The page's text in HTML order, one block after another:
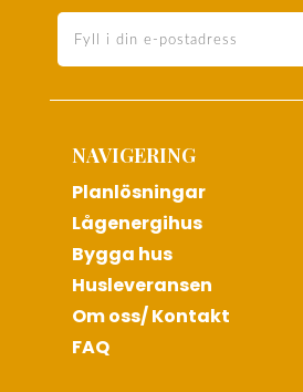
NAVIGERING
Planlösningar
Lågenergihus
Bygga hus
Husleveransen
Om oss/ Kontakt
FAQ